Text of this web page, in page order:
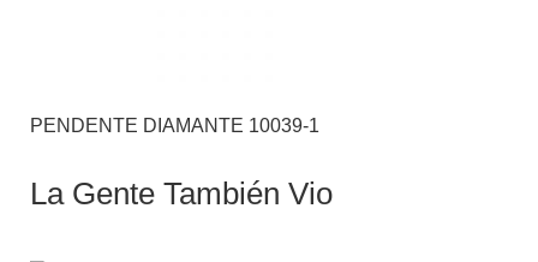
PENDENTE DIAMANTE 10039-1
La Gente También Vio